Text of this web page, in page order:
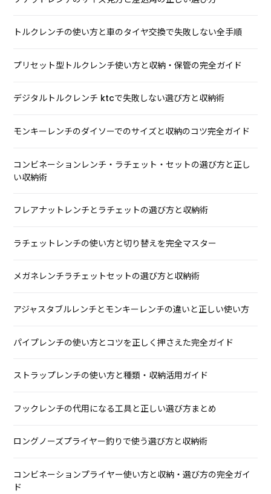
トルクレンチの使い方と車のタイヤ交換で失敗しない全手順
プリセット型トルクレンチ使い方と収納・保管の完全ガイド
デジタルトルクレンチ ktcで失敗しない選び方と収納術
モンキーレンチのダイソーでのサイズと収納のコツ完全ガイド
コンビネーションレンチ・ラチェット・セットの選び方と正し
い収納術
フレアナットレンチとラチェットの選び方と収納術
ラチェットレンチの使い方と切り替えを完全マスター
メガネレンチラチェットセットの選び方と収納術
アジャスタブルレンチとモンキーレンチの違いと正しい使い方
パイプレンチの使い方とコツを正しく押さえた完全ガイド
ストラップレンチの使い方と種類・収納活用ガイド
フックレンチの代用になる工具と正しい選び方まとめ
ロングノーズプライヤー釣りで使う選び方と収納術
コンビネーションプライヤー使い方と収納・選び方の完全ガイ
ド